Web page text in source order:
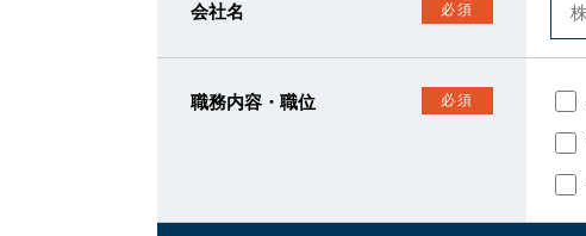
会社名 必須
職務内容・職位 必須